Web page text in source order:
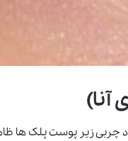
آنا)
زیر پوست پلک ها